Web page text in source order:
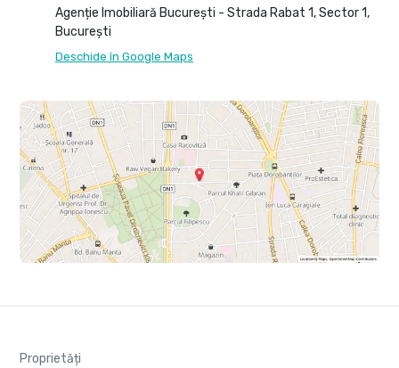
Agenție Imobiliară București - Strada Rabat 1, Sector 1,
București
Deschide în Google Maps
Proprietăți